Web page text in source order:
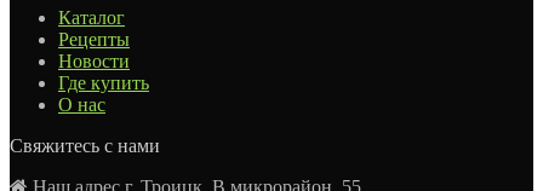
Каталог
Рецепты
Новости
Где купить
О нас
Свяжитесь с нами
Наш адрес г. Троицк, В микрорайон, 55